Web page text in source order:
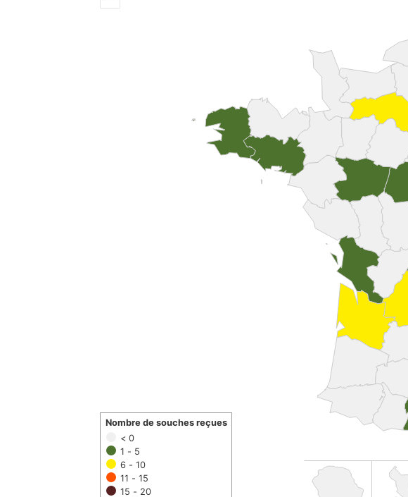
< 0
1 - 5
6 - 10
11 - 15
15 - 20
Nombre de souches reçues